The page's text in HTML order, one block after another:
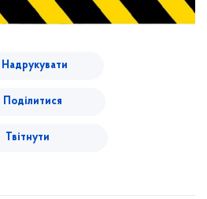
Надрукувати
Поділитися
Твітнути